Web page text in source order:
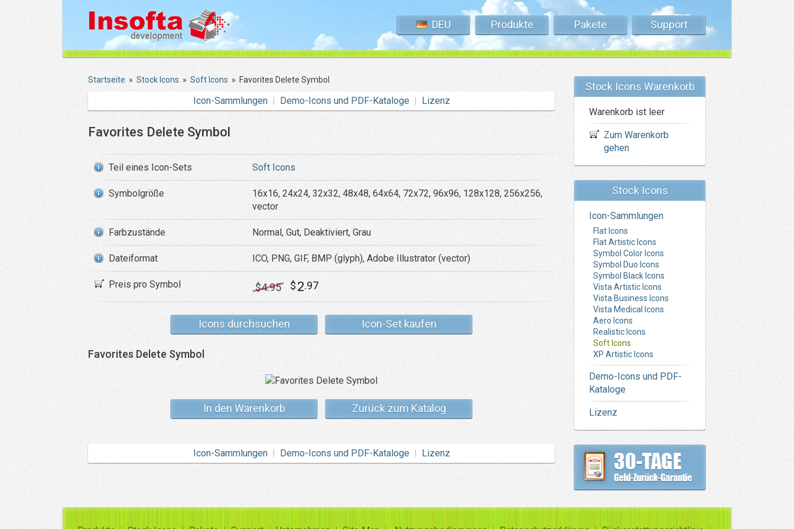
DEU Produkte Pakete Support
Startseite » Stock Icons » Soft Icons » Favorites Delete Symbol
Icon-Sammlungen Demo-Icons und PDF-Kataloge Lizenz
Favorites Delete Symbol
Teil eines Icon-Sets Soft Icons
Symbolgröße
16x16, 24x24, 32x32, 48x48, 64x64, 72x72, 96x96, 128x128, 256x256,
vector
Farbzustände Normal, Gut, Deaktiviert, Grau
Dateiformat ICO, PNG, GIF, BMP (glyph), Adobe Illustrator (vector)
Preis pro Symbol $4.95 $2.97
Icons durchsuchen Icon-Set kaufen
Favorites Delete Symbol
In den Warenkorb Zurück zum Katalog
Icon-Sammlungen Demo-Icons und PDF-Kataloge Lizenz
Stock Icons Warenkorb
Warenkorb ist leer
Zum Warenkorb
gehen
Stock Icons
Icon-Sammlungen
Flat Icons
Flat Artistic Icons
Symbol Color Icons
Symbol Duo Icons
Symbol Black Icons
Vista Artistic Icons
Vista Business Icons
Vista Medical Icons
Aero Icons
Realistic Icons
Soft Icons
XP Artistic Icons
Demo-Icons und PDF-
Kataloge
Lizenz